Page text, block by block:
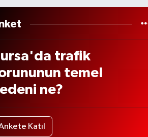
trafik
temel
ne?
Katıl